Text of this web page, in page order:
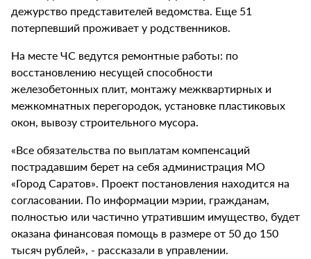
дежурство представителей ведомства. Еще 51
потерпевший проживает у родственников.
На месте ЧС ведутся ремонтные работы: по
восстановлению несущей способности
железобетонных плит, монтажу межквартирных и
межкомнатных перегородок, установке пластиковых
окон, вывозу строительного мусора.
«Все обязательства по выплатам компенсаций
пострадавшим берет на себя администрация МО
«Город Саратов». Проект постановления находится на
согласовании. По информации мэрии, гражданам,
полностью или частично утратившим имущество, будет
оказана финансовая помощь в размере от 50 до 150
тысяч рублей», - рассказали в управлении.